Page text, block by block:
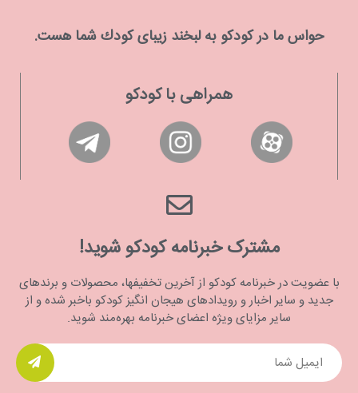
حواس ما در كودكو به لبخند زیبای كودك شما هست.
همراهی با کودکو
مشترک خبرنامه کودکو شوید!
با عضویت در خبرنامه کودکو از آخرین تخفیفها، محصولات و برندهای
جدید و سایر اخبار و رویدادهای هیجان انگیز کودکو باخبر شده و از
سایر مزایای ویژه اعضای خبرنامه بهره‌مند شوید.